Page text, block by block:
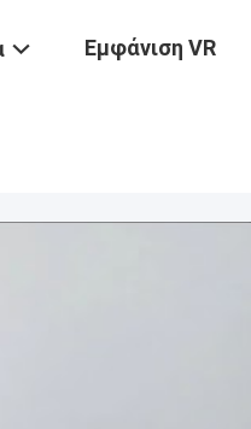
Εμφάνιση VR